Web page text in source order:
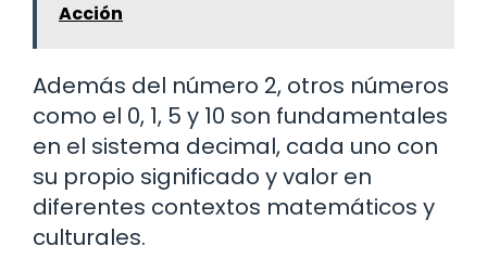
Acción
Además del número 2, otros números
como el 0, 1, 5 y 10 son fundamentales
en el sistema decimal, cada uno con
su propio significado y valor en
diferentes contextos matemáticos y
culturales.